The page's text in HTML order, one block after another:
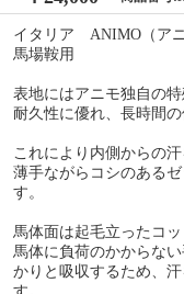
イタリア ANIMO（ア
馬場鞍用
表地にはアニモ独自の
耐久性に優れ、長時間
これにより内側からの
薄手ながらコシのある
す。
馬体面は起毛立ったコッ
馬体に負荷のかからな
かりと吸収するため、